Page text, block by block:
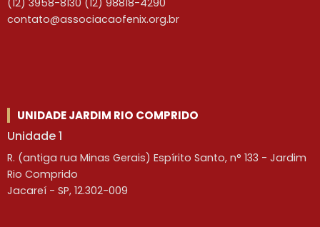
(12) 3958-8130 (12) 98818-4290
contato@associacaofenix.org.br
UNIDADE JARDIM RIO COMPRIDO
Unidade 1
R. (antiga rua Minas Gerais) Espírito Santo, n° 133 - Jardim
Rio Comprido
Jacareí - SP, 12.302-009